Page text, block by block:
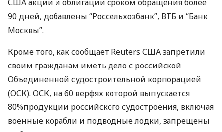
СШАакции и облигации сроком обращения более
90 дней, добавлены “Россельхозбанк”, ВТБ и “Банк
Москвы”.
Кроме того, как сообщает Reuters СШАзапретили
своим гражданам иметь дело с российской
Объединенной судостроительной корпорацией
(ОСК). ОСК, на 60 верфях которой выпускается
80%продукции российского судостроения, включая
военные корабли и подводные лодки, запрещены